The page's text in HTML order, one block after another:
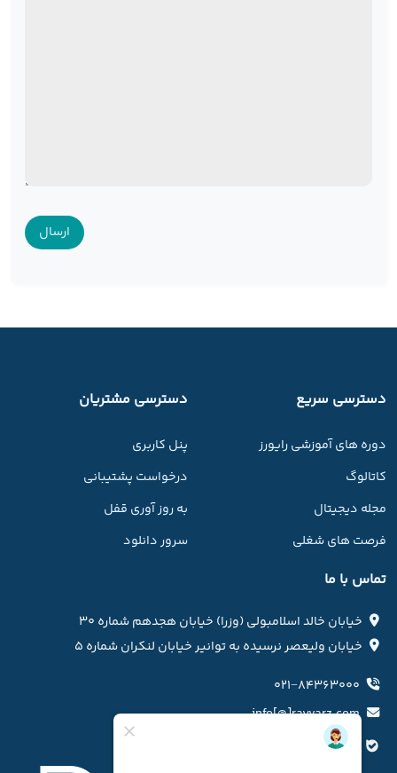
دسترسی سریع
دوره های آموزشی رایورز
کاتالوگ
مجله دیجیتال
فرصت های شغلی
دسترسی مشتریان
پنل کاربری
درخواست پشتیبانی
به روز آوری قفل
سرور دانلود
تماس با ما
خیابان خالد اسلامبولی (وزرا) خیابان هجدهم شماره ۳۰
خیابان ولیعصر نرسیده به توانیر خیابان لنکران شماره ۵
۰۲۱−۸۴۳۶۳۰۰۰
info[@]rayvarz.com
کانال بله رایورز